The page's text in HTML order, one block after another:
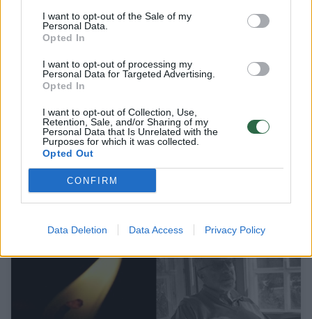
I want to opt-out of the Sale of my
Personal Data.
Opted In
I want to opt-out of processing my
Personal Data for Targeted Advertising.
Opted In
I want to opt-out of Collection, Use,
Retention, Sale, and/or Sharing of my
Personal Data that Is Unrelated with the
Purposes for which it was collected.
Opted Out
CONFIRM
Data Deletion Data Access Privacy Policy
Mirė vos 35-erių serialo „Sostų karai“
aktorius
Žmonės 2026-04-10